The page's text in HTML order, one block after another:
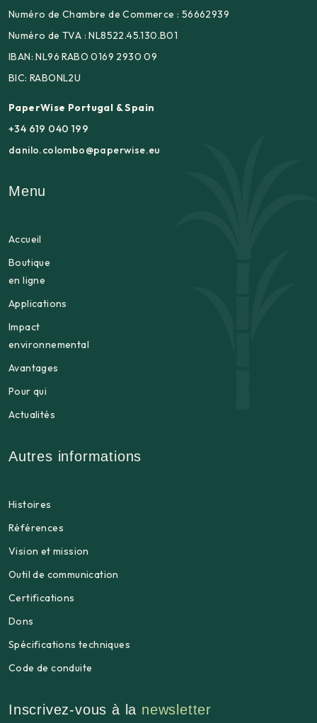
Numéro de Chambre de Commerce : 56662939
Numéro de TVA : NL8522.45.130.B01
IBAN: NL96 RABO 0169 2930 09
BIC: RABONL2U
PaperWise Portugal & Spain
+34 619 040 199
danilo.colombo@paperwise.eu
Menu
Accueil
Boutique
en ligne
Applications
Impact
environnemental
Avantages
Pour qui
Actualités
Autres informations
Histoires
Références
Vision et mission
Outil de communication
Certifications
Dons
Spécifications techniques
Code de conduite
Inscrivez-vous à la newsletter